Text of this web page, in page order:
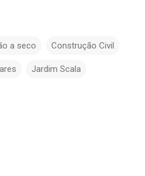
a seco Construção Civil
Jardim Scala